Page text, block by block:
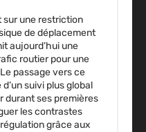
une restriction
de déplacement
aujourd’hui une
routier pour une
passage vers ce
suivi plus global
durant ses premières
les contrastes
grâce aux